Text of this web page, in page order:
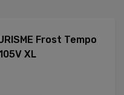
Frost Tempo
XL